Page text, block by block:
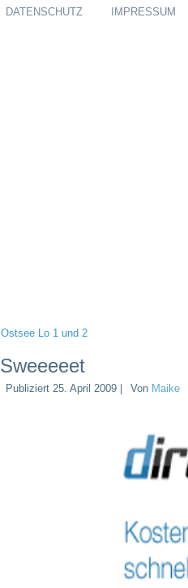
DATENSCHUTZ IMPRESSUM
Ostsee Lo 1 und 2
Sweeeeet
Publiziert 25. April 2009 Von Maike